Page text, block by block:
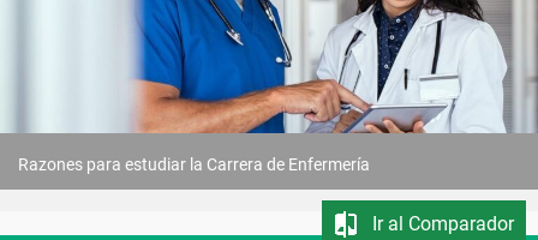
Razones para estudiar la Carrera de Enfermería
Ir al Comparador